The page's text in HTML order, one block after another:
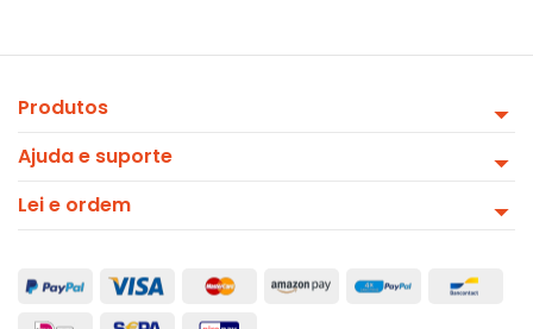
Produtos
Ajuda e suporte
Lei e ordem